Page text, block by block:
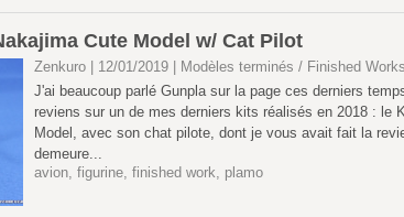
Cute Model w/ Cat Pilot
Zenkuro | 12/01/2019
Modèles terminés / Finished Works
J'ai beaucoup parlé Gunpla sur la page ces derniers
reviens sur un de mes derniers kits réalisés en 2018 : le
Model, avec son chat pilote, dont je vous avait fait la
demeure...
avion, figurine, finished work, plamo